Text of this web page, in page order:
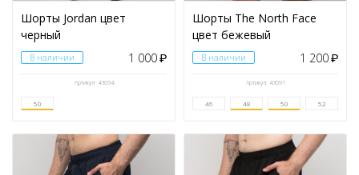
БРЕНД
ПРЕДМЕТ ОДЕЖДЫ
Шорты Jordan цвет
черный
В наличии 1 000₽
Артикул: 43094
50
Шорты The North Face
цвет бежевый
В наличии 1 200₽
Артикул: 43091
46 48 50 52